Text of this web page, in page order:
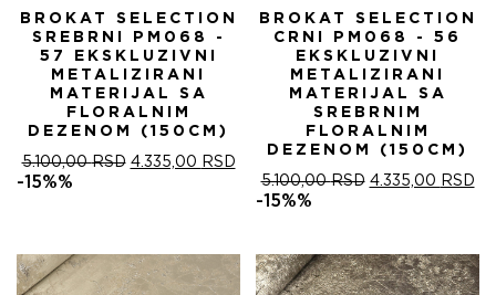
BROKAT SELECTION
SREBRNI PM068 -
57 EKSKLUZIVNI
METALIZIRANI
MATERIJAL SA
FLORALNIM
DEZENOM (150CM)
5.100,00RSD ОРИГИНАЛНА
4.335,00 RSDТРЕНУТНА
ЦЕНА
-15%%
BROKAT SELECTION
CRNI PM068 - 56
EKSKLUZIVNI
METALIZIRANI
MATERIJAL SA
SREBRNIM
FLORALNIM
DEZENOM (150CM)
5.100,00RSD ОРИГИНАЛНА
5.100,00 RSD.
4.335,00 RSD
-15%%